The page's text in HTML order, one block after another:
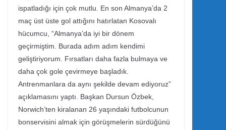
ispatladığı için çok mutlu. En son Almanya’da 2
maç üst üste gol attığını hatırlatan Kosovalı
hücumcu, “Almanya’da iyi bir dönem
geçirmiştim. Burada adım adım kendimi
geliştiriyorum. Fırsatları daha fazla bulmaya ve
daha çok gole çevirmeye başladık.
Antrenmanlara da aynı şekilde devam ediyoruz”
açıklamasını yaptı. Başkan Dursun Özbek,
Norwich’ten kiralanan 26 yaşındaki futbolcunun
bonservisini almak için görüşmelerin sürdüğünü